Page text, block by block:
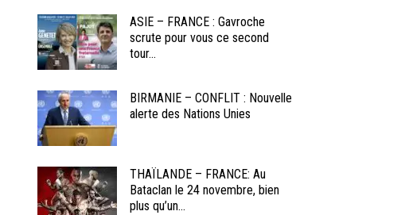
ASIE – FRANCE : Gavroche
scrute pour vous ce second
tour...
BIRMANIE – CONFLIT : Nouvelle
alerte des Nations Unies
THAÏLANDE – FRANCE: Au
Bataclan le 24 novembre, bien
plus qu’un...